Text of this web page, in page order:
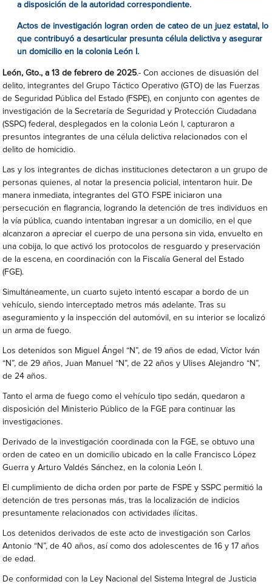
a disposición de la autoridad correspondiente.
Actos de investigación logran orden de cateo de un juez estatal, lo
que contribuyó a desarticular presunta célula delictiva y asegurar
un domicilio en la colonia León I.
León, Gto., a 13 de febrero de 2025.- Con acciones de disuasión del
delito, integrantes del Grupo Táctico Operativo (GTO) de las Fuerzas
de Seguridad Pública del Estado (FSPE), en conjunto con agentes de
investigación de la Secretaría de Seguridad y Protección Ciudadana
(SSPC) federal, desplegados en la colonia León I, capturaron a
presuntos integrantes de una célula delictiva relacionados con el
delito de homicidio.
Las y los integrantes de dichas instituciones detectaron a un grupo de
personas quienes, al notar la presencia policial, intentaron huir. De
manera inmediata, integrantes del GTO FSPE iniciaron una
persecución en flagrancia, logrando la detención de tres individuos en
la vía pública, cuando intentaban ingresar a un domicilio, en el que
alcanzaron a apreciar el cuerpo de una persona sin vida, envuelto en
una cobija, lo que activó los protocolos de resguardo y preservación
de la escena, en coordinación con la Fiscalía General del Estado
(FGE).
Simultáneamente, un cuarto sujeto intentó escapar a bordo de un
vehículo, siendo interceptado metros más adelante. Tras su
aseguramiento y la inspección del automóvil, en su interior se localizó
un arma de fuego.
Los detenidos son Miguel Ángel “N”, de 19 años de edad, Víctor Iván
“N”, de 29 años, Juan Manuel “N”, de 22 años y Ulises Alejandro “N”,
de 24 años.
Tanto el arma de fuego como el vehículo tipo sedán, quedaron a
disposición del Ministerio Público de la FGE para continuar las
investigaciones.
Derivado de la investigación coordinada con la FGE, se obtuvo una
orden de cateo en un domicilio ubicado en la calle Francisco López
Guerra y Arturo Valdés Sánchez, en la colonia León I.
El cumplimiento de dicha orden por parte de FSPE y SSPC permitió la
detención de tres personas más, tras la localización de indicios
presuntamente relacionados con actividades ilícitas.
Los detenidos derivados de este acto de investigación son Carlos
Antonio “N”, de 40 años, así como dos adolescentes de 16 y 17 años
de edad.
De conformidad con la Ley Nacional del Sistema Integral de Justicia